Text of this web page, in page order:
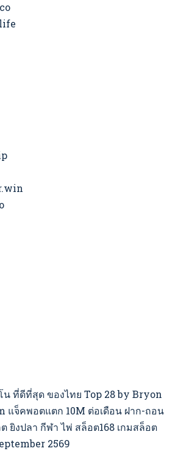
ที่ดีที่สุด ของไทย Top 28 by Bryon
แจ็คพอตแตก 10M ต่อเดือน ฝาก-ถอน
ยิงปลา กีฬา ไพ่ สล็อต168 เกมสล็อต
2569